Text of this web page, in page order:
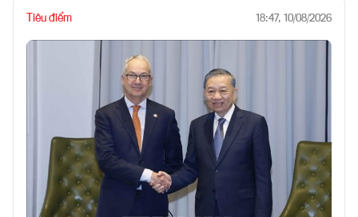
Tiêu điểm 18:47, 10/08/2026